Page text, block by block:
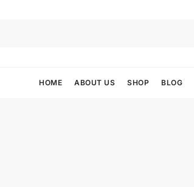
HOME ABOUT US SHOP BLOG